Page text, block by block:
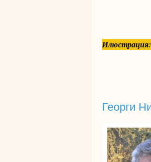
Георги